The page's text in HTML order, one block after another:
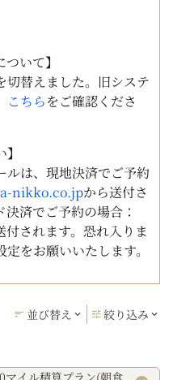
いて】
切替えました。旧システ
こちらをご確認くださ
ルは、現地決済でご予約
nikko.co.jpから送付さ
済でご予約の場合：
付されます。恐れ入りま
をお願いいたします。
並び替え 絞り込み
イル積算プラン(朝食